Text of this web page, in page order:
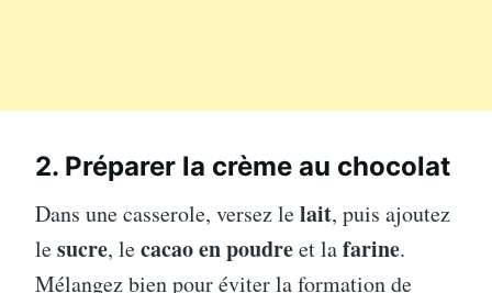
2. Préparer la crème au chocolat
Dans une casserole, versez lelait, puis ajoutez
lesucre, lecacao en poudreet lafarine.
Mélangez bien pour éviter la formation de